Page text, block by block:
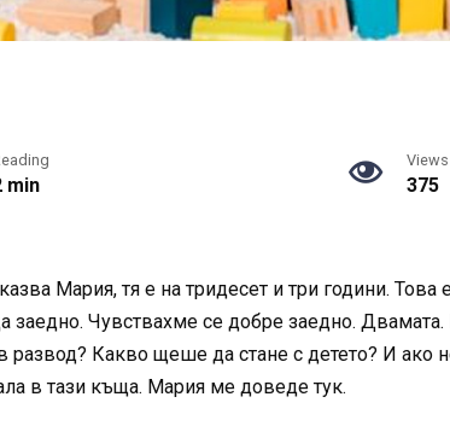
min
Views
375
Мария, тя е на тридесет и три години. Това
Чувствахме се добре заедно.
развод? Какво щеше да стане с детето? И
в тази къща. Мария ме доведе тук.